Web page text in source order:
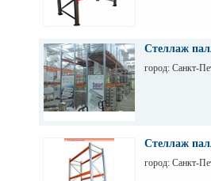
Стеллаж
город: Санкт-
Стеллаж
город: Санкт-